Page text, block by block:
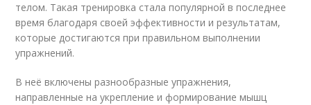
телом. Такая тренировка стала популярной в последнее
время благодаря своей эффективности и результатам,
которые достигаются при правильном выполнении
упражнений.
В неё включены разнообразные упражнения,
направленные на укрепление и формирование мышц